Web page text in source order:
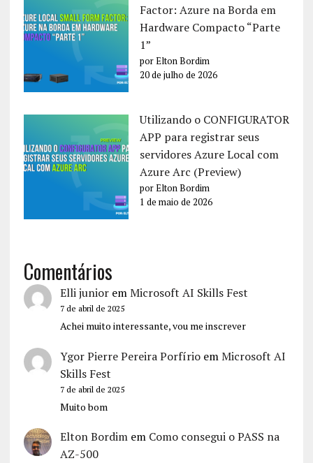
Factor: Azure na Borda em
Hardware Compacto “Parte
1”
por Elton Bordim
20 de julho de 2026
Utilizando o CONFIGURATOR
APP para registrar seus
servidores Azure Local com
Azure Arc (Preview)
por Elton Bordim
1 de maio de 2026
Comentários
Elli junioremMicrosoft AI Skills Fest
7 de abril de 2025
Achei muito interessante, vou me inscrever
Ygor Pierre Pereira PorfírioemMicrosoft AI
Skills Fest
7 de abril de 2025
Muito bom
Elton Bordimem Como consegui o PASS na
AZ-500